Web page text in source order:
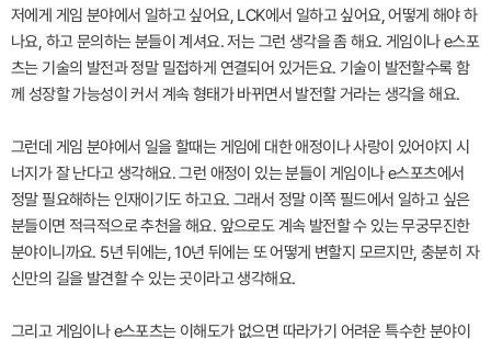
저에게 게임 분야에서 일하고 싶어요, LCK에서 일하고 싶어요, 어떻게 해야 하
나요, 하고 문의하는 분들이 계셔요. 저는 그런 생각을 좀 해요. 게임이나 e스포
츠는 기술의 발전과 정말 밀접하게 연결되어 있거든요. 기술이 발전할수록 함
께 성장할 가능성이 커서 계속 형태가 바뀌면서 발전할 거라는 생각을 해요.
그런데 게임 분야에서 일을 할때는 게임에 대한 애정이나 사랑이 있어야지 시
너지가 잘 난다고 생각해요. 그런 애정이 있는 분들이 게임이나 e스포츠에서
정말 필요해하는 인재이기도 하고요. 그래서 정말 이쪽 필드에서 일하고 싶은
분들이면 적극적으로 추천을 해요. 앞으로도 계속 발전할 수 있는 무궁무진한
분야이니까요. 5년 뒤에는, 10년 뒤에는 또 어떻게 변할지 모르지만, 충분히 자
신만의 길을 발견할 수 있는 곳이라고 생각해요.
그리고 게임이나 e스포츠는 이해도가 없으면 따라가기 어려운 특수한 분야이